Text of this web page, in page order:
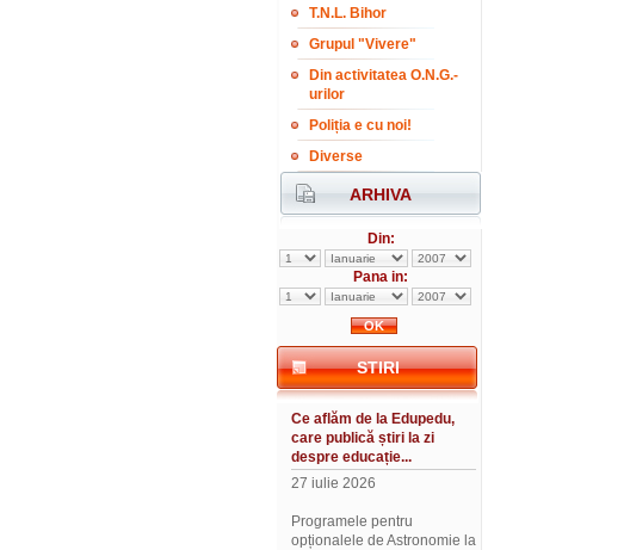
T.N.L. Bihor
Grupul "Vivere"
Din activitatea O.N.G.-
urilor
Poliția e cu noi!
Diverse
ARHIVA
Din:
Pana in:
STIRI
Ce aflăm de la Edupedu,
care publică știri la zi
despre educație...
27 iulie 2026
Programele pentru
opționalele de Astronomie la